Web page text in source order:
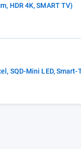
HDR 4K, SMART TV)
SQD-Mini LED, Smart-